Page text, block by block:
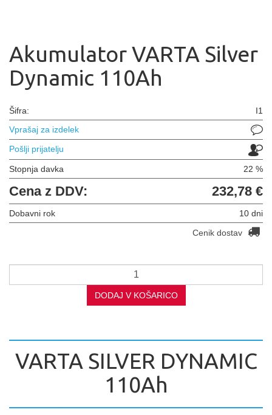
Akumulator VARTA Silver
Dynamic 110Ah
Šifra:
I1
Vprašaj za izdelek
Pošlji prijatelju
Stopnja davka 22 %
Cena z DDV: 232,78 €
Dobavni rok
10 dni
Cenik dostav
DODAJ V KOŠARICO
VARTA SILVER DYNAMIC
110Ah